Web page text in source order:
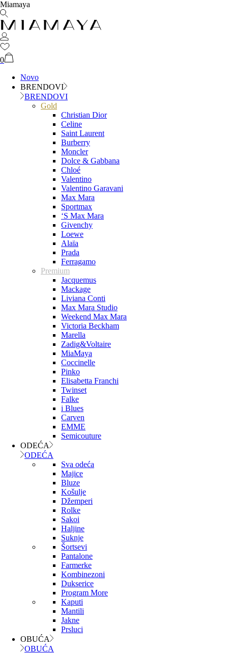
Miamaya
0
Novo
BRENDOVI
BRENDOVI
Gold
Christian Dior
Celine
Saint Laurent
Burberry
Moncler
Dolce & Gabbana
Chloé
Valentino
Valentino Garavani
Max Mara
Sportmax
‘S Max Mara
Givenchy
Loewe
Alaïa
Prada
Ferragamo
Premium
Jacquemus
Mackage
Liviana Conti
Max Mara Studio
Weekend Max Mara
Victoria Beckham
Marella
Zadig&Voltaire
MiaMaya
Coccinelle
Pinko
Elisabetta Franchi
Twinset
Falke
i Blues
Carven
EMME
Semicouture
ODEĆA
ODEĆA
Sva odeća
Majice
Bluze
Košulje
Džemperi
Rolke
Sakoi
Haljine
Suknje
Šortsevi
Pantalone
Farmerke
Kombinezoni
Dukserice
Program More
Kaputi
Mantili
Jakne
Prsluci
OBUĆA
OBUĆA